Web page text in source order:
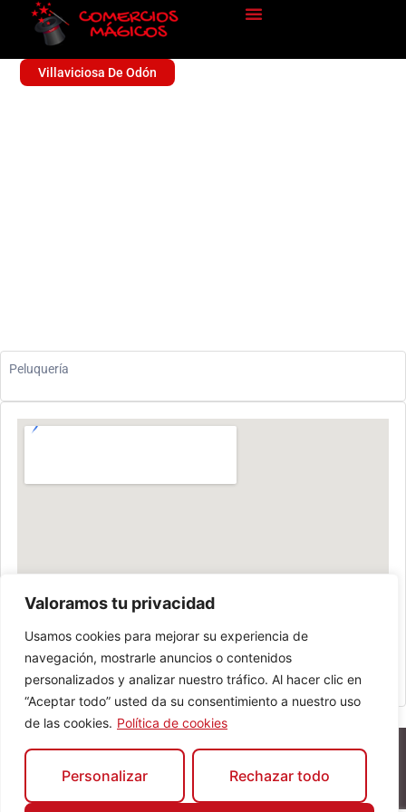
Valoramos tu privacidad
Usamos cookies para mejorar su experiencia de
navegación, mostrarle anuncios o contenidos
personalizados y analizar nuestro tráfico. Al hacer clic en
“Aceptar todo” usted da su consentimiento a nuestro uso
de las cookies. Política de cookies
Personalizar Rechazar todo
Villaviciosa De Odón
Peluquería